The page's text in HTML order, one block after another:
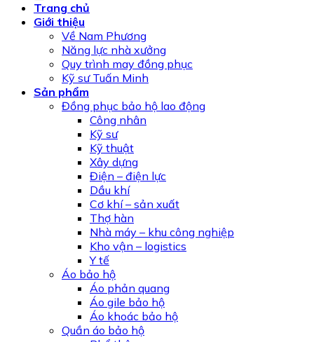
Trang chủ
Giới thiệu
Về Nam Phương
Năng lực nhà xưởng
Quy trình may đồng phục
Kỹ sư Tuấn Minh
Sản phẩm
Đồng phục bảo hộ lao động
Công nhân
Kỹ sư
Kỹ thuật
Xây dựng
Điện – điện lực
Dầu khí
Cơ khí – sản xuất
Thợ hàn
Nhà máy – khu công nghiệp
Kho vận – logistics
Y tế
Áo bảo hộ
Áo phản quang
Áo gile bảo hộ
Áo khoác bảo hộ
Quần áo bảo hộ